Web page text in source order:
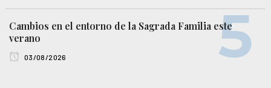
Cambios en el entorno de la Sagrada Familia este
verano
03/08/2026